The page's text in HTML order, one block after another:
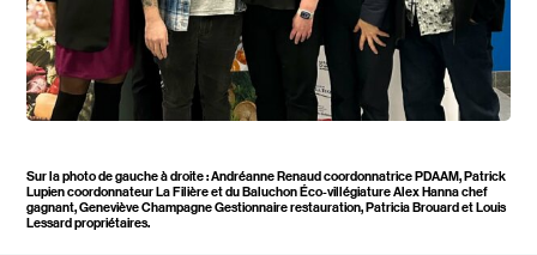
Sur la photo de gauche à droite : Andréanne Renaud coordonnatrice PDAAM, Patrick
Lupien coordonnateur La Filière et du Baluchon Éco-villégiature Alex Hanna chef
gagnant, Geneviève Champagne Gestionnaire restauration, Patricia Brouard et Louis
Lessard propriétaires.